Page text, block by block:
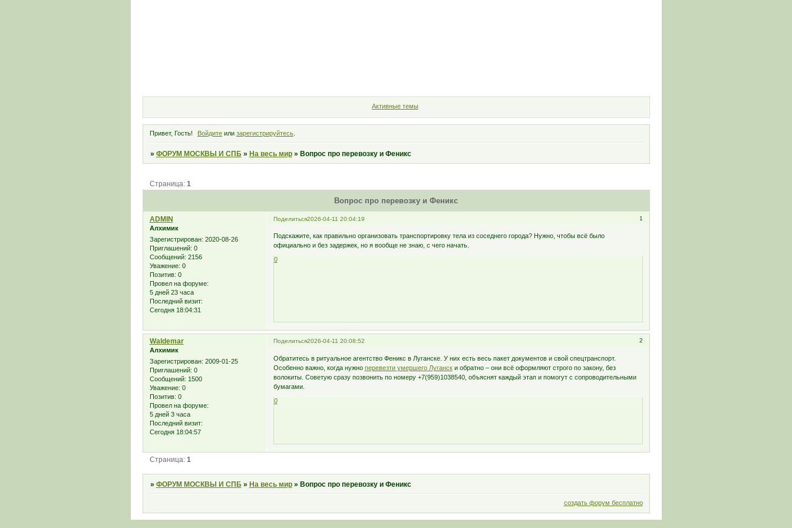
Активные темы
Привет, Гость! Войдите или зарегистрируйтесь.
» ФОРУМ МОСКВЫ И СПБ » На весь мир » Вопрос про перевозку и Феникс
Вопрос про перевозку и Феникс
Страница: 1
Поделиться 1
2026-04-11 20:04:19
ADMIN
Алхимик
Зарегистрирован: 2020-08-26
Приглашений: 0
Сообщений: 2156
Уважение: 0
Позитив: 0
Провел на форуме:
5 дней 23 часа
Последний визит:
Сегодня 18:04:31
Подскажите, как правильно организовать транспортировку тела из соседнего города? Нужно, чтобы всё было
официально и без задержек, но я вообще не знаю, с чего начать.
0
Поделиться 2
2026-04-11 20:08:52
Waldemar
Алхимик
Зарегистрирован: 2009-01-25
Приглашений: 0
Сообщений: 1500
Уважение: 0
Позитив: 0
Провел на форуме:
5 дней 3 часа
Последний визит:
Сегодня 18:04:57
Обратитесь в ритуальное агентство Феникс в Луганске. У них есть весь пакет документов и свой спецтранспорт.
Особенно важно, когда нужно перевезти умершего Лугански обратно – они всё оформляют строго по закону, без
волокиты. Советую сразу позвонить по номеру +7(959)1038540, объяснят каждый этап и помогут с сопроводительными
бумагами.
0
Страница: 1
» ФОРУМ МОСКВЫ И СПБ » На весь мир » Вопрос про перевозку и Феникс
создать форум бесплатно